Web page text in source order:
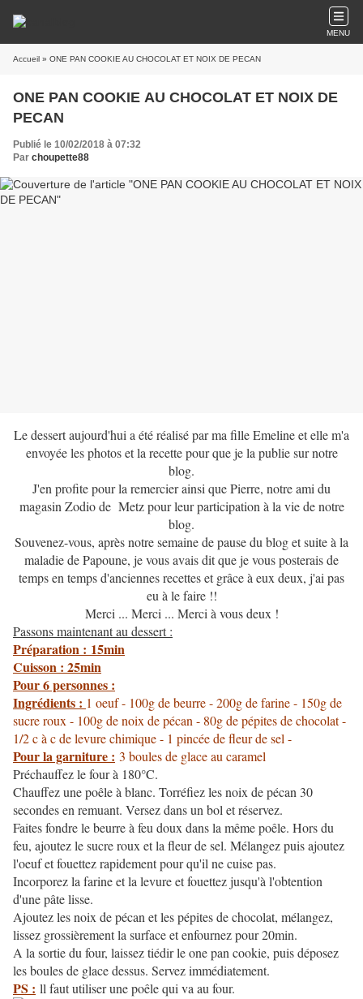
MENU
Accueil » ONE PAN COOKIE AU CHOCOLAT ET NOIX DE PECAN
ONE PAN COOKIE AU CHOCOLAT ET NOIX DE
PECAN
Publié le 10/02/2018 à 07:32
Par choupette88
Le dessert aujourd'hui a été réalisé par ma fille Emeline et elle m'a
envoyée les photos et la recette pour que je la publie sur notre
blog.
J'en profite pour la remercier ainsi que Pierre, notre ami du
magasin Zodio de Metz pour leur participation à la vie de notre
blog.
Souvenez-vous, après notre semaine de pause du blog et suite à la
maladie de Papoune, je vous avais dit que je vous posterais de
temps en temps d'anciennes recettes et grâce à eux deux, j'ai pas
eu à le faire !!
Merci ... Merci ... Merci à vous deux !
Passons maintenant au dessert :
Préparation : 15min
Cuisson : 25min
Pour 6 personnes :
Ingrédients : 1 oeuf - 100g de beurre - 200g de farine - 150g de
sucre roux - 100g de noix de pécan - 80g de pépites de chocolat -
1/2 c à c de levure chimique - 1 pincée de fleur de sel -
Pour la garniture : 3 boules de glace au caramel
Préchauffez le four à 180°C.
Chauffez une poêle à blanc. Torréfiez les noix de pécan 30
secondes en remuant. Versez dans un bol et réservez.
Faites fondre le beurre à feu doux dans la même poêle. Hors du
feu, ajoutez le sucre roux et la fleur de sel. Mélangez puis ajoutez
l'oeuf et fouettez rapidement pour qu'il ne cuise pas.
Incorporez la farine et la levure et fouettez jusqu'à l'obtention
d'une pâte lisse.
Ajoutez les noix de pécan et les pépites de chocolat, mélangez,
lissez grossièrement la surface et enfournez pour 20min.
A la sortie du four, laissez tiédir le one pan cookie, puis déposez
les boules de glace dessus. Servez immédiatement.
PS : ll faut utiliser une poêle qui va au four.